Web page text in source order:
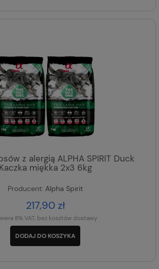
z alergią ALPHA SPIRIT Duck
Kaczka miękka 2x3 6kg
Producent: Alpha Spirit
217,90 zł
8% VAT, bez kosztów dostawy
DODAJ DO KOSZYKA